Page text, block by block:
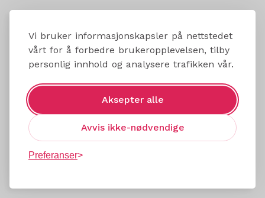
Vi bruker informasjonskapsler på nettstedet
vårt for å forbedre brukeropplevelsen, tilby
personlig innhold og analysere trafikken vår.
Aksepter alle
Avvis ikke-nødvendige
Preferanser